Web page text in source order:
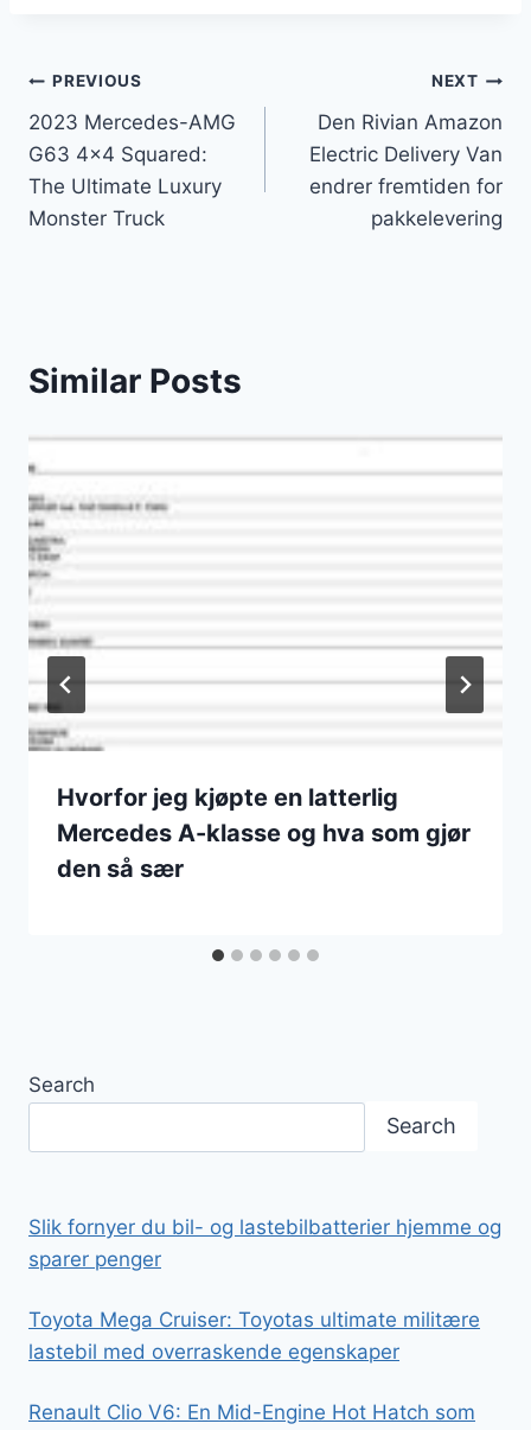
Innleggsnavigasjon
PREVIOUS
2023 Mercedes-AMG
G63 4×4 Squared:
The Ultimate Luxury
Monster Truck
NEXT
Den Rivian Amazon
Electric Delivery Van
endrer fremtiden for
pakkelevering
Similar Posts
Hvorfor jeg kjøpte en latterlig
Mercedes A-klasse og hva som gjør
den så sær
Search
Search
Slik fornyer du bil- og lastebilbatterier hjemme og
sparer penger
Toyota Mega Cruiser: Toyotas ultimate militære
lastebil med overraskende egenskaper
Renault Clio V6: En Mid-Engine Hot Hatch som